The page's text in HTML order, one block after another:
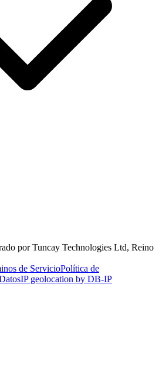
por Tuncay Technologies Ltd, Reino
de ServicioPolítica de
IP geolocation by DB-IP